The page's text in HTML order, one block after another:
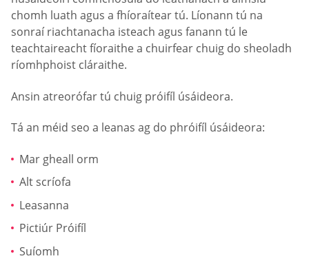
chomh luath agus a fhíoraítear tú. Líonann tú na
sonraí riachtanacha isteach agus fanann tú le
teachtaireacht fíoraithe a chuirfear chuig do sheoladh
ríomhphoist cláraithe.
Ansin atreorófar tú chuig próifíl úsáideora.
Tá an méid seo a leanas ag do phróifíl úsáideora:
Mar gheall orm
Alt scríofa
Leasanna
Pictiúr Próifíl
Suíomh